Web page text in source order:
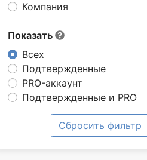
Компания
Показать
Всех
Подтвержденные
PRO-аккаунт
Подтвержденные и PRO
Сбросить фильтр